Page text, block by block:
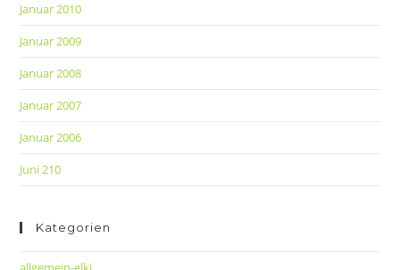
Januar 2010
Januar 2009
Januar 2008
Januar 2007
Januar 2006
Juni 210
Kategorien